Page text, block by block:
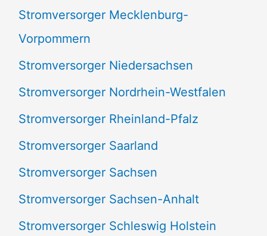
Stromversorger Mecklenburg-
Vorpommern
Stromversorger Niedersachsen
Stromversorger Nordrhein-Westfalen
Stromversorger Rheinland-Pfalz
Stromversorger Saarland
Stromversorger Sachsen
Stromversorger Sachsen-Anhalt
Stromversorger Schleswig Holstein